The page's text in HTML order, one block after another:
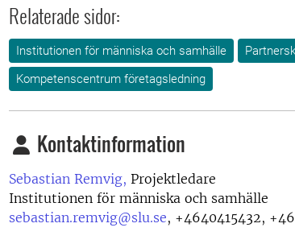
Relaterade sidor:
Institutionen för människa och samhälle
Kompetenscentrum företagsledning
Kontaktinformation
Sebastian Remvig, Projektledare
Institutionen för människa och samhälle
sebastian.remvig@slu.se, +4640415432,